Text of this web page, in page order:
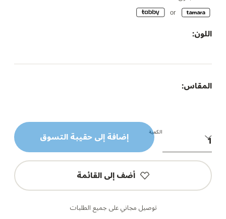
اللون:
المقاس:
الكمية إضافة إلى حقيبة التسوق
أضف إلى القائمة
توصيل مجاني على جميع الطلبات